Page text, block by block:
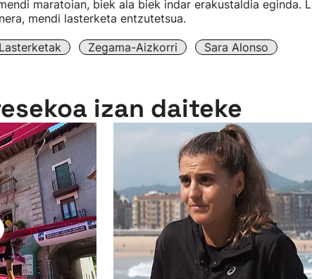
maratoian, biek ala biek indar erakustaldia eginda.
mendi lasterketa entzutetsua.
Zegama-Aizkorri Sara Alonso
izan daiteke